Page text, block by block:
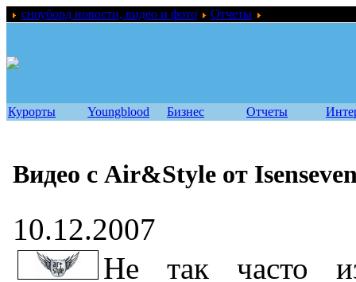
сноуборд новости, видео и фото Отчеты
Курорты Youngblood Бизнес Отчеты
Видео с Air&Style от
10.12.2007
Не так часто